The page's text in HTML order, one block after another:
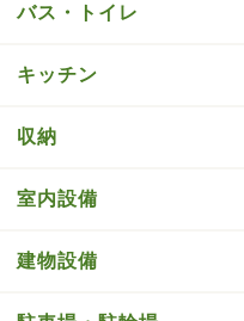
バス・トイレ
キッチン
収納
室内設備
建物設備